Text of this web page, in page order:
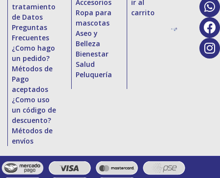
tratamiento
de Datos
Preguntas
Frecuentes
¿Como hago
un pedido?
Métodos de
Pago
aceptados
¿Como uso
un código de
descuento?
Métodos de
envíos
Accesorios
Ropa para
mascotas
Aseo y
Belleza
Bienestar
Salud
Peluquería
ir al
carrito